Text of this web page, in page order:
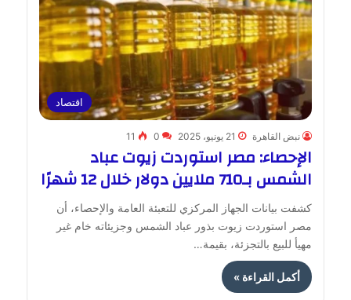
اقتصاد
نبض القاهرة 21 يونيو، 2025 0
11
الإحصاء: مصر استوردت زيوت عباد
الشمس بـ710 ملايين دولار خلال 12 شهرًا
كشفت بيانات الجهاز المركزي للتعبئة العامة والإحصاء، أن
مصر استوردت زيوت بذور عباد الشمس وجزيئاته خام غير
مهيأ للبيع بالتجزئة، بقيمة…
أكمل القراءة »